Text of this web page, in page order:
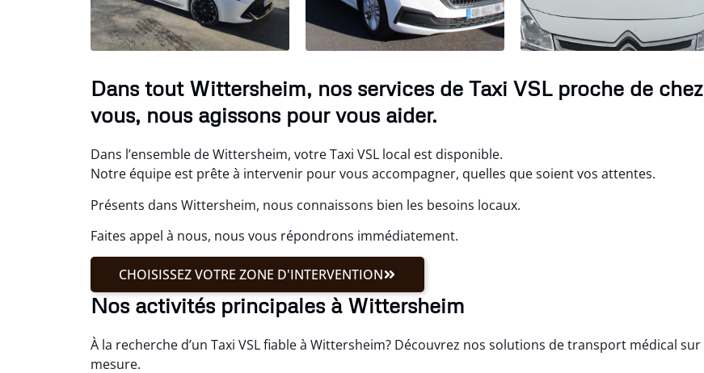
Dans tout Wittersheim, nos services de Taxi VSL proche de chez
vous, nous agissons pour vous aider.
Dans l’ensemble de Wittersheim, votre Taxi VSL local est disponible.
Notre équipe est prête à intervenir pour vous accompagner, quelles que soient vos attentes.
Présents dans Wittersheim, nous connaissons bien les besoins locaux.
Faites appel à nous, nous vous répondrons immédiatement.
CHOISISSEZ VOTRE ZONE D'INTERVENTION
Nos activités principales à Wittersheim
À la recherche d’un Taxi VSL fiable à Wittersheim? Découvrez nos solutions de transport médical sur
mesure.